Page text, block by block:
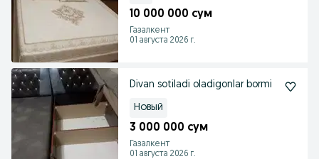
10 000 000 сум
Газалкент
01 августа 2026 г.
Divan sotiladi oladigonlar bormi
Новый
3 000 000 сум
Газалкент
01 августа 2026 г.